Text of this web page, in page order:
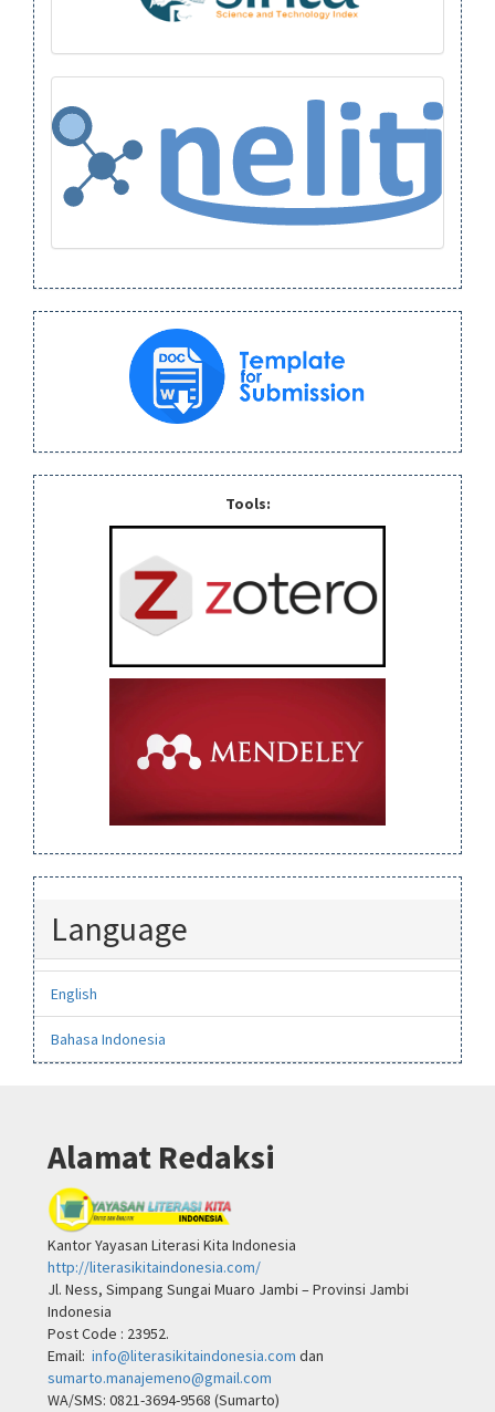
Tools:
Language
English
Bahasa Indonesia
Alamat Redaksi
Kantor Yayasan Literasi Kita Indonesia
http://literasikitaindonesia.com/
Jl. Ness, Simpang Sungai Muaro Jambi – Provinsi Jambi
Indonesia
Post Code : 23952.
Email: info@literasikitaindonesia.com dan
sumarto.manajemeno@gmail.com
WA/SMS: 0821-3694-9568 (Sumarto)